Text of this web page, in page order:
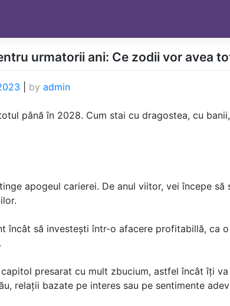
urmatorii ani: Ce zodii vor avea
by admin
până în 2028. Cum stai cu dragostea, cu
apogeul carierei. De anul viitor, vei începe
încât să investești într-o afacere profitabillă, ca
presarat cu mult zbucium, astfel încât îți
relații bazate pe interes sau pe sentimente